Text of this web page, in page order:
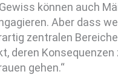
können auch
Aber dass
zentralen
deren
gehen.“